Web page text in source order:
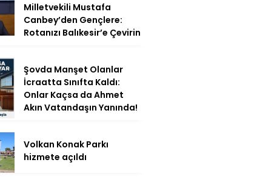
Milletvekili Mustafa
Canbey’den Gençlere:
Rotanızı Balıkesir’e Çevirin
Şovda Manşet Olanlar
İcraatta Sınıfta Kaldı:
Onlar Kaçsa da Ahmet
Akın Vatandaşın Yanında!
Volkan Konak Parkı
hizmete açıldı